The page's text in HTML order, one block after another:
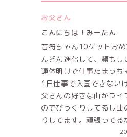
お父さん
こんにちは！みーたん
音符ちゃん10ゲットお
んどん進化して、頼もし
連休明けで仕事たまっち
1日仕事で入国できない
父さんの好きな曲がライ
のでびっくりしてるし曲
りしてます。頑張ってる